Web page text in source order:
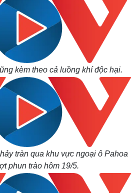
kèm theo cả luồng khí độc hại.
tràn qua khu vực ngoại ô Pahoa
phun trào hôm 19/5.